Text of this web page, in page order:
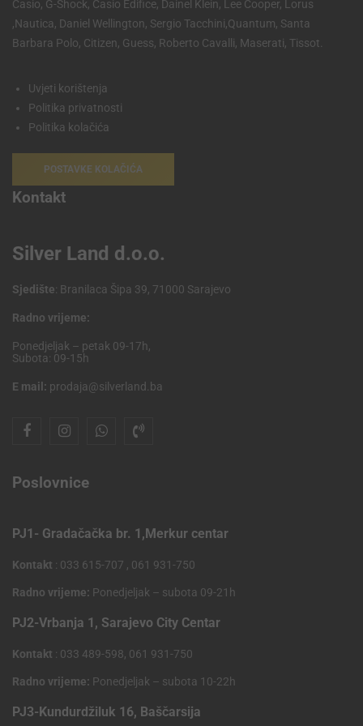
Casio, G-Shock, Casio Edifice, Dainel Klein, Lee Cooper, Lorus
,Nautica, Daniel Wellington, Sergio Tacchini,Quantum, Santa
Barbara Polo, Citizen, Guess, Roberto Cavalli, Maserati, Tissot.
Uvjeti korištenja
Politika privatnosti
Politika kolačića
POSTAVKE KOLAČIĆA
Kontakt
Silver Land d.o.o.
Sjedište: Branilaca Šipa 39, 71000 Sarajevo
Radno vrijeme:
Ponedjeljak – petak 09-17h,
Subota: 09-15h
E mail: prodaja@silverland.ba
Poslovnice
PJ1- Gradačačka br. 1,Merkur centar
Kontakt : 033 615-707 , 061 931-750
Radno vrijeme: Ponedjeljak – subota 09-21h
PJ2-Vrbanja 1, Sarajevo City Centar
Kontakt : 033 489-598, 061 931-750
Radno vrijeme: Ponedjeljak – subota 10-22h
PJ3-Kundurdžiluk 16, Baščarsija